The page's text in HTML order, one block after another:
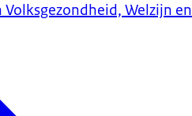
Welzijn en